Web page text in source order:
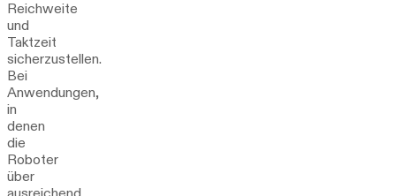
Reichweite
und
Taktzeit
sicherzustellen.
Bei
Anwendungen,
in
denen
die
Roboter
über